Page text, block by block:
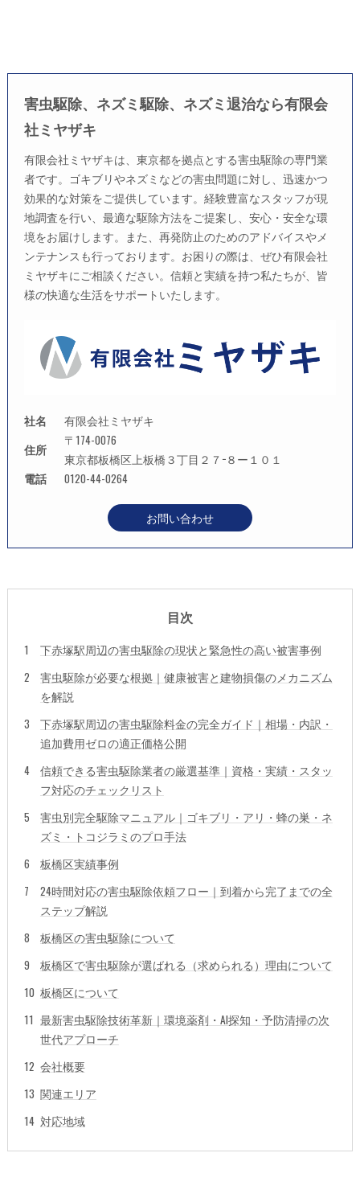
害虫駆除、ネズミ駆除、ネズミ退治なら有限会
社ミヤザキ
有限会社ミヤザキは、東京都を拠点とする害虫駆除の専門業
者です。ゴキブリやネズミなどの害虫問題に対し、迅速かつ
効果的な対策をご提供しています。経験豊富なスタッフが現
地調査を行い、最適な駆除方法をご提案し、安心・安全な環
境をお届けします。また、再発防止のためのアドバイスやメ
ンテナンスも行っております。お困りの際は、ぜひ有限会社
ミヤザキにご相談ください。信頼と実績を持つ私たちが、皆
様の快適な生活をサポートいたします。
社名
有限会社ミヤザキ
住所
〒174-0076
東京都板橋区上板橋３丁目２７−８ー１０１
電話
0120-44-0264
お問い合わせ
目次
下赤塚駅周辺の害虫駆除の現状と緊急性の高い被害事例
害虫駆除が必要な根拠｜健康被害と建物損傷のメカニズム
を解説
下赤塚駅周辺の害虫駆除料金の完全ガイド｜相場・内訳・
追加費用ゼロの適正価格公開
信頼できる害虫駆除業者の厳選基準｜資格・実績・スタッ
フ対応のチェックリスト
害虫別完全駆除マニュアル｜ゴキブリ・アリ・蜂の巣・ネ
ズミ・トコジラミのプロ手法
板橋区実績事例
24時間対応の害虫駆除依頼フロー｜到着から完了までの全
ステップ解説
板橋区の害虫駆除について
板橋区で害虫駆除が選ばれる（求められる）理由について
板橋区について
最新害虫駆除技術革新｜環境薬剤・AI探知・予防清掃の次
世代アプローチ
会社概要
関連エリア
対応地域